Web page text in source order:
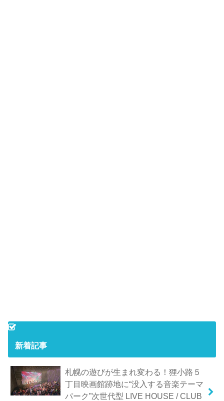
新着記事
札幌の遊びが生まれ変わる！狸小路５
丁目映画館跡地に“没入する音楽テーマ
パーク”次世代型 LIVE HOUSE / CLUB